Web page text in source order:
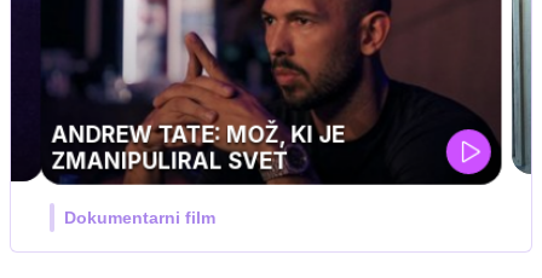
IQ 160
Nova hrvaška serija